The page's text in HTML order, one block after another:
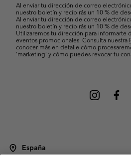
Al enviar tu dirección de correo
nuestro boletín y recibirás un 10 % de
Al enviar tu dirección de correo
nuestro boletín y recibirás un 10 % de
Utilizaremos tu dirección para informarte
eventos promocionales. Consulta nuestra
conocer más en detalle cómo
’marketing’ y cómo puedes revocar tu
España